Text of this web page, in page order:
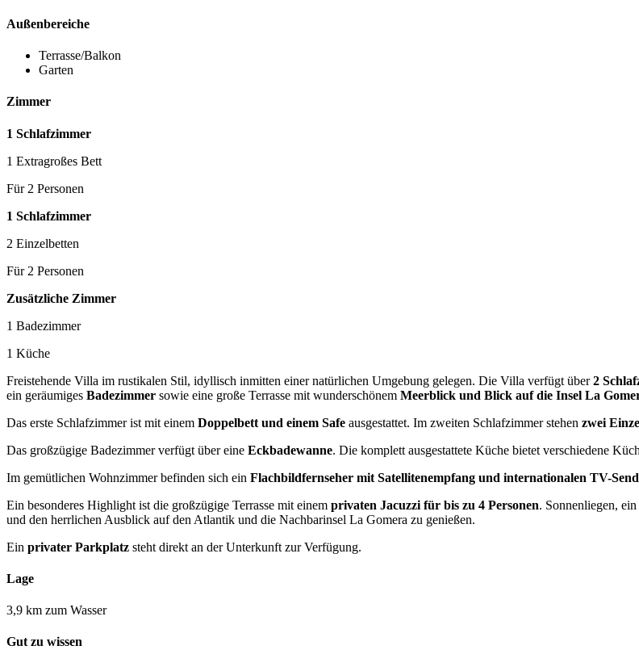
Außenbereiche
Terrasse/Balkon
Garten
Zimmer
1 Schlafzimmer
1 Extragroßes Bett
Für 2 Personen
1 Schlafzimmer
2 Einzelbetten
Für 2 Personen
Zusätzliche Zimmer
1 Badezimmer
1 Küche
Freistehende Villa im rustikalen Stil, idyllisch inmitten einer natürlichen Umgebung gelegen. Die Villa verfügt über2
ein geräumiges Badezimmer sowie eine große Terrasse mit wunderschönem Meerblick und Blick auf die Insel La
Das erste Schlafzimmer ist mit einem Doppelbett und einem Safe ausgestattet. Im zweiten Schlafzimmer stehen zwei
Das großzügige Badezimmer verfügt über eine Eckbadewanne. Die komplett ausgestattete Küche bietet verschiedene
Im gemütlichen Wohnzimmer befinden sich ein Flachbildfernseher mit Satellitenempfang und internationalen TV-
Ein besonderes Highlight ist die großzügige Terrasse mit einem privaten Jacuzzi für bis zu 4 Personen. Sonnenliegen,
und den herrlichen Ausblick auf den Atlantik und die Nachbarinsel La Gomera zu genießen.
Ein privater Parkplatz steht direkt an der Unterkunft zur Verfügung.
Lage
3,9 km zum Wasser
Gut zu wissen